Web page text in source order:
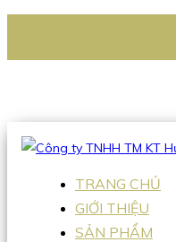
Hotline:0938 336 079
TRANG CHỦ
GIỚI THIỆU
SẢN PHẨM